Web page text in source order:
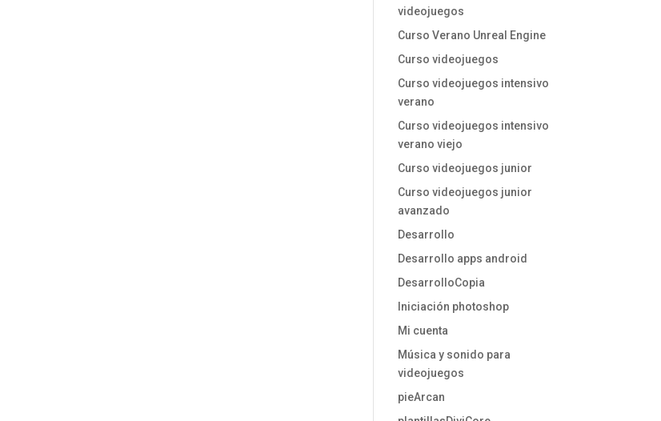
videojuegos
Curso Verano Unreal Engine
Curso videojuegos
Curso videojuegos intensivo
verano
Curso videojuegos intensivo
verano viejo
Curso videojuegos junior
Curso videojuegos junior
avanzado
Desarrollo
Desarrollo apps android
DesarrolloCopia
Iniciación photoshop
Mi cuenta
Música y sonido para
videojuegos
pieArcan